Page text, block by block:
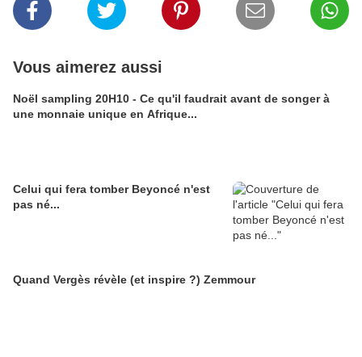
Vous aimerez aussi
Noël sampling 20H10 - Ce qu'il faudrait avant de songer à
une monnaie unique en Afrique...
Celui qui fera tomber Beyoncé n'est
pas né...
Quand Vergès révèle (et inspire ?) Zemmour